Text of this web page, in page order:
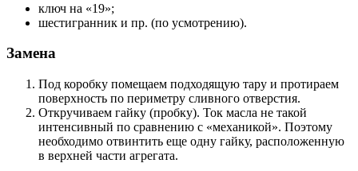
ключ на «19»;
шестигранник и пр. (по усмотрению).
Замена
Под коробку помещаем подходящую тару и протираем
поверхность по периметру сливного отверстия.
Откручиваем гайку (пробку). Ток масла не такой
интенсивный по сравнению с «механикой». Поэтому
необходимо отвинтить еще одну гайку, расположенную
в верхней части агрегата.